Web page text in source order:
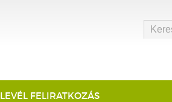
FELIRATKOZÁS